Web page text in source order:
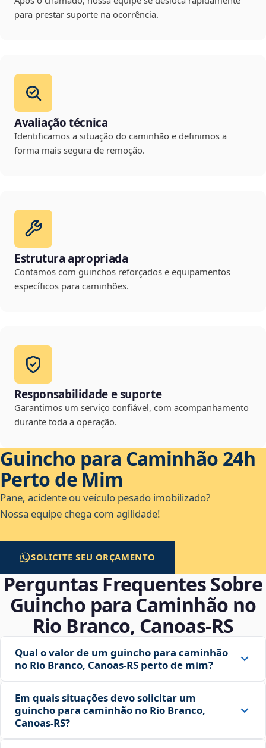
para prestar suporte na ocorrência.
Avaliação técnica
Identificamos a situação do caminhão e definimos a
forma mais segura de remoção.
Estrutura apropriada
Contamos com guinchos reforçados e equipamentos
específicos para caminhões.
Responsabilidade e suporte
Garantimos um serviço confiável, com acompanhamento
durante toda a operação.
Guincho para Caminhão 24h
Perto de Mim
Pane, acidente ou veículo pesado imobilizado?
Nossa equipe chega com agilidade!
SOLICITE SEU ORÇAMENTO
Perguntas Frequentes Sobre
Guincho para Caminhão no
Rio Branco, Canoas‑RS
Qual o valor de um guincho para caminhão
no Rio Branco, Canoas‑RS perto de mim?
Em quais situações devo solicitar um
guincho para caminhão no Rio Branco,
Canoas‑RS?